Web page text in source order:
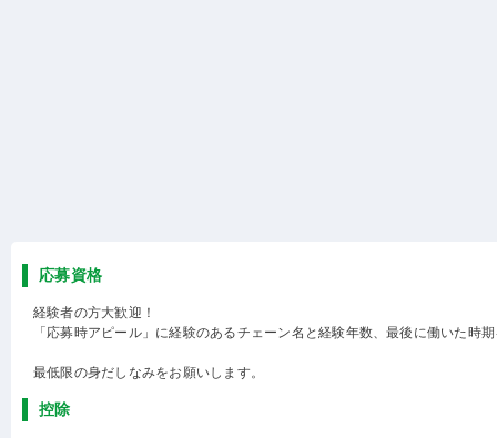
応募資格
経験者の方大歓迎！
「応募時アピール」に経験のあるチェーン名と経験年数、最後に働いた時
最低限の身だしなみをお願いします。
控除